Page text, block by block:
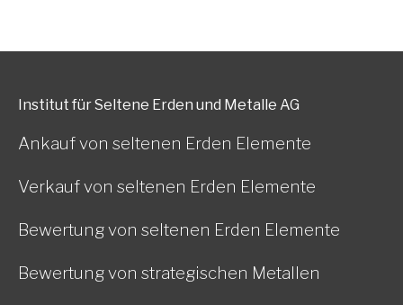
Institut für Seltene Erden und Metalle AG
Ankauf von seltenen Erden Elemente
Verkauf von seltenen Erden Elemente
Bewertung von seltenen Erden Elemente
Bewertung von strategischen Metallen